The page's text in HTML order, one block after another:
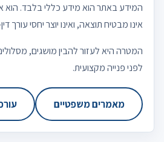
המידע באתר הוא מידע כללי בלבד. הוא
אינו מבטיח תוצאה, ואינו יוצר יחסי עורך
המטרה היא לעזור להבין מושגים,
לפני פנייה מקצועית.
מאמרים משפטיים